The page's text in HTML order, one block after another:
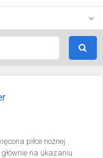
piłce nożnej.
na ukazaniu